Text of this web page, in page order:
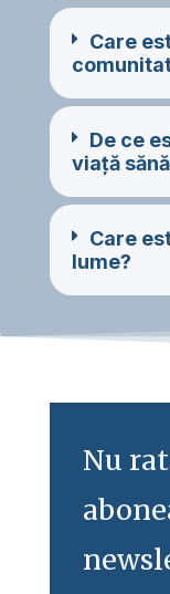
Care
De ce
viață
Care
lume?
Nu